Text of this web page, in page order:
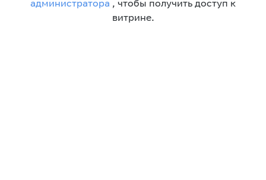
администратора , чтобы получить доступ к
витрине.